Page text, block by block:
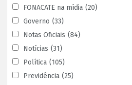
FONACATE na mídia (20)
Governo (33)
Notas Oficiais (84)
Notícias (31)
Política (105)
Previdência (25)